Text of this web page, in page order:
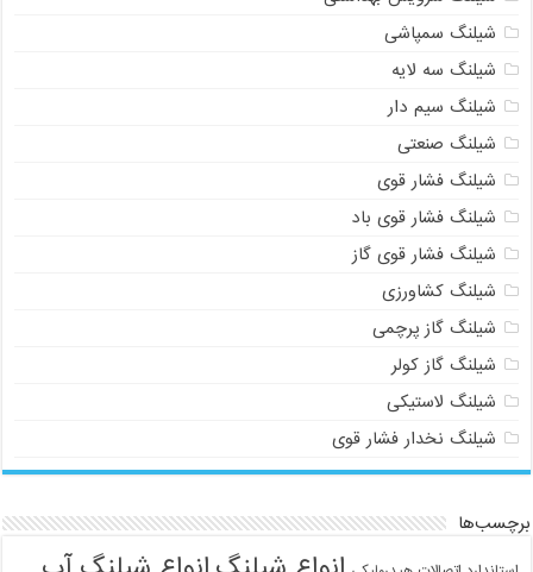
شیلنگ سمپاشی
شیلنگ سه لایه
شیلنگ سیم دار
شیلنگ صنعتی
شیلنگ فشار قوی
شیلنگ فشار قوی باد
شیلنگ فشار قوی گاز
شیلنگ کشاورزی
شیلنگ گاز پرچمی
شیلنگ گاز کولر
شیلنگ لاستیکی
شیلنگ نخدار فشار قوی
برچسب‌ها